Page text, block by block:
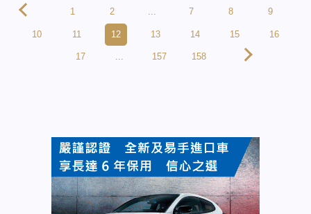
1 2 ... 7 8 9
10 11 12 13 14 15 16
17 ... 157 158